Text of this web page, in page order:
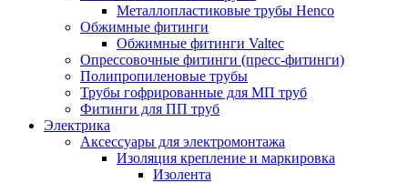
Металлопластиковые трубы Henco
Обжимные фитинги
Обжимные фитинги Valtec
Опрессовочные фитинги (пресс-фитинги)
Полипропиленовые трубы
Трубы гофрированные для МП труб
Фитинги для ПП труб
Электрика
Аксессуары для электромонтажа
Изоляция крепление и маркировка
Изолента